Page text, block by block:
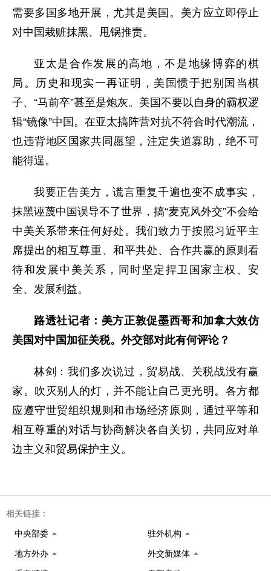
需要多国多地开展，尤其是美国。美方应立即停止
对中国栽赃抹黑、甩锅推责。
亚太是合作发展的高地，不是地缘博弈的棋
局。历史和现实一再证明，美国惯于把别国当棋
子、“马前卒”甚至是炮灰。美国不要以自身的霸权逻
辑“镜像”中国。在亚太搞阵营对抗不符合时代潮流，
也违背地区国家共同愿望，注定失道寡助，绝不可
能得逞。
我要正告美方，谎言重复千遍也变不成事实，
抹黑诬蔑中国误导不了世界，搞“麦克风外交”不会给
中美关系带来任何好处。我们致力于按照习近平主
席提出的相互尊重、和平共处、合作共赢的原则看
待和发展中美关系，同时坚定捍卫国家主权、安
全、发展利益。
路透社记者：美方正敦促墨西哥和加拿大效仿
美国对中国加征关税。外交部对此有何评论？
林剑：我们多次说过，贸易战、关税战没有赢
家。吹灭别人的灯，并不能让自己更光明。各方都
应遵守世贸组织规则和市场经济原则，通过平等和
相互尊重的对话与协商解决各自关切，共同应对单
边主义和贸易保护主义。
相关链接：
中央部委 驻外机构
地方外办 外交新媒体